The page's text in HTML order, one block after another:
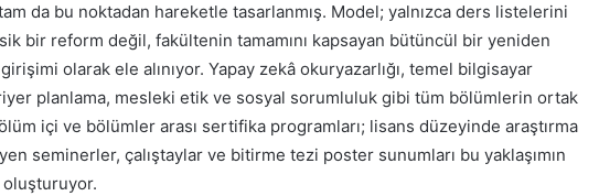
da bu noktadan hareketle tasarlanmış. Model; yalnızca ders listelerini
bir reform değil, fakültenin tamamını kapsayan bütüncül bir yeniden
olarak ele alınıyor. Yapay zekâ okuryazarlığı, temel bilgisayar
planlama, mesleki etik ve sosyal sorumluluk gibi tüm bölümlerin ortak
içi ve bölümler arası sertifika programları; lisans düzeyinde araştırma
seminerler, çalıştaylar ve bitirme tezi poster sunumları bu yaklaşımın
oluşturuyor.